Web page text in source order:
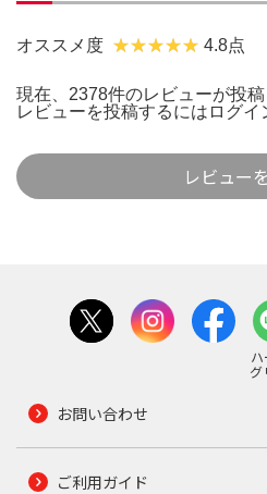
オススメ度 4.8点
現在、2378件のレビューが投稿
レビューを投稿するには ログイ
レビュー
グ
お問い合わせ
ご利用ガイド